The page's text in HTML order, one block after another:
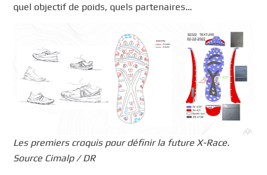
quel objectif de poids, quels partenaires…
Les premiers croquis pour définir la future X-Race.
Source Cimalp / DR